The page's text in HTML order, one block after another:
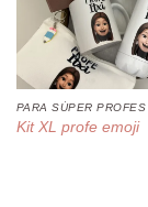
PARA SÚPER PROFES
Kit XL profe emoji